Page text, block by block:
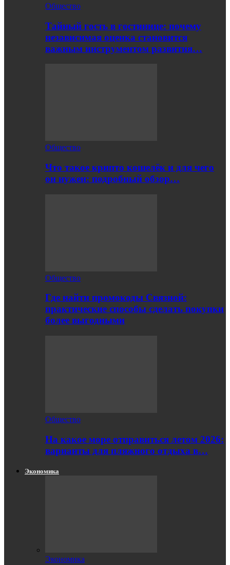
Общество
Тайный гость в гостинице: почему
независимая оценка становится
важным инструментом развития…
Общество
Что такое крипто кошелёк и для чего
он нужен: подробный обзор…
Общество
Где найти промокоды Связной:
практические способы сделать покупки
более выгодными
Общество
На какое море отправиться летом 2026:
варианты для пляжного отдыха в…
Экономика
Экономика